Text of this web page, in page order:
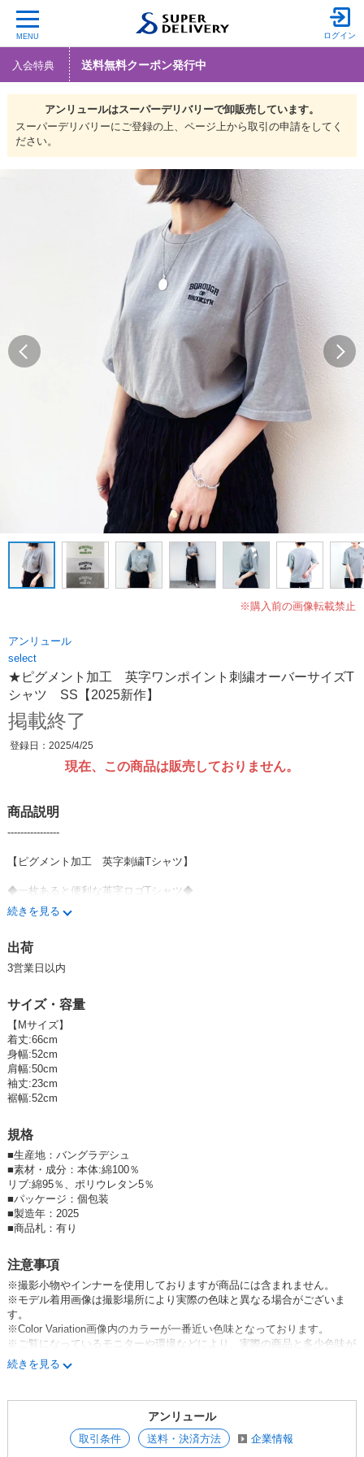
MENU ログイン
入会特典 送料無料クーポン発行中
アンリュールはスーパーデリバリーで卸販売しています。
スーパーデリバリーにご登録の上、ページ上から取引の申請をしてく
ださい。
※購入前の画像転載禁止
アンリュール
select
★ピグメント加工 英字ワンポイント刺繍オーバーサイズT
シャツ SS【2025新作】
掲載終了
登録日：2025/4/25
現在、この商品は販売しておりません。
商品説明
----------------
【ピグメント加工 英字刺繍Tシャツ】
◆一枚あると便利な英字ロゴTシャツ◆
英字刺繍がこなれ感を演出してくれるカジュアルTシャツ。
シンプルなシルエットでデニムやスカートなど、ボトムを選ばずコーデで
きます。
を施しました。
独特な色ムラが程よいユーズド感をプラスしてくれます。
使いやすいカラーリングで夏のワードローブに是非加えていただきたい一
枚です。
【Mサイズ】
着丈:66cm
身幅:52cm
肩幅:50cm
袖丈:23cm
裾幅:52cm
※平置き採寸になります。若干の誤差が生じる場合がございます。
【素材】
本体:綿100％
リブ:綿95％、ポリウレタン5％
【伸縮性】なし
【透け感】なし
----------------
【モデル着用サイズ】Mサイズ
【モデル体型】163㎝
※撮影小物やインナーを使用しておりますが商品には含まれません。
※モデル着用画像は撮影場所により実際の色味と異なる場合がございま
※Color Variation画像内のカラーが一番近い色味となっております。
続きを見る
出荷
3営業日以内
サイズ・容量
【Mサイズ】
着丈:66cm
身幅:52cm
肩幅:50cm
袖丈:23cm
裾幅:52cm
規格
■生産地：バングラデシュ
■素材・成分：本体:綿100％
リブ:綿95％、ポリウレタン5％
■パッケージ：個包装
■製造年：2025
■商品札：有り
注意事項
※撮影小物やインナーを使用しておりますが商品には含まれません。
※モデル着用画像は撮影場所により実際の色味と異なる場合がございま
す。
※Color Variation画像内のカラーが一番近い色味となっております。
※ご覧になっているモニターや環境などにより、実際の商品と多少色味が
異なって見える場合がございます。
予めご了承をお願いいたします。
続きを見る
アンリュール
取引条件 送料・決済方法 企業情報